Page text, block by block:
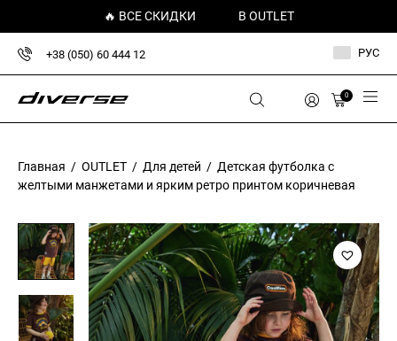
🔥 ВСЕ СКИДКИ В OUTLET
+38 (050) 60 444 12 РУС
0
Главная / OUTLET / Для детей / Детская футболка с
желтыми манжетами и ярким ретро принтом коричневая